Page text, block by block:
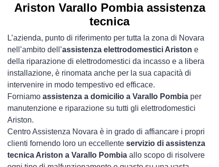
Ariston Varallo Pombia assistenza
tecnica
L’azienda, punto di riferimento per tutta la zona di Novara
nell’ambito dell’assistenza elettrodomestici Ariston e
della riparazione di elettrodomestici da incasso e a libera
installazione, è rinomata anche per la sua capacità di
intervenire in modo tempestivo ed efficace.
Forniamo assistenza a domicilio a Varallo Pombia per
manutenzione e riparazione su tutti gli elettrodomestici
Ariston.
Centro Assistenza Novara è in grado di affiancare i propri
clienti fornendo loro un eccellente servizio di assistenza
tecnica Ariston a Varallo Pombia allo scopo di risolvere